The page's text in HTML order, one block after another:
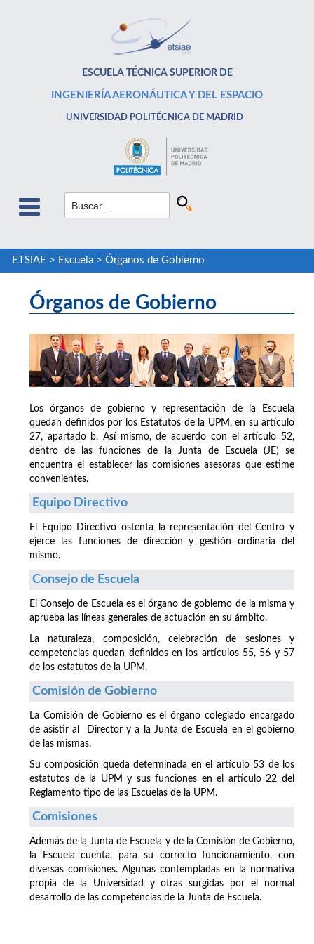
ESCUELA TÉCNICA SUPERIOR DE
INGENIERÍA AERONÁUTICA Y DEL ESPACIO
UNIVERSIDAD POLITÉCNICA DE MADRID
ETSIAE > Escuela> Órganos de Gobierno
Órganos de Gobierno
Los órganos de gobierno y representación de la Escuela
quedan definidos por los Estatutos de la UPM, en su artículo
27, apartado b. Así mismo, de acuerdo con el artículo 52,
dentro de las funciones de la Junta de Escuela (JE) se
encuentra el establecer las comisiones asesoras que estime
convenientes.
Equipo Directivo
El Equipo Directivo ostenta la representación del Centro y
ejerce las funciones de dirección y gestión ordinaria del
mismo.
Consejo de Escuela
El Consejo de Escuela es el órgano de gobierno de la misma y
aprueba las líneas generales de actuación en su ámbito.
La naturaleza, composición, celebración de sesiones y
competencias quedan definidos en los artículos 55, 56 y 57
de los estatutos de la UPM.
Comisión de Gobierno
La Comisión de Gobierno es el órgano colegiado encargado
de asistir al Director y a la Junta de Escuela en el gobierno
de las mismas.
Su composición queda determinada en el artículo 53 de los
estatutos de la UPM y sus funciones en el artículo 22 del
Reglamento tipo de las Escuelas de la UPM.
Comisiones
Además de la Junta de Escuela y de la Comisión de Gobierno,
la Escuela cuenta, para su correcto funcionamiento, con
diversas comisiones. Algunas contempladas en la normativa
propia de la Universidad y otras surgidas por el normal
desarrollo de las competencias de la Junta de Escuela.